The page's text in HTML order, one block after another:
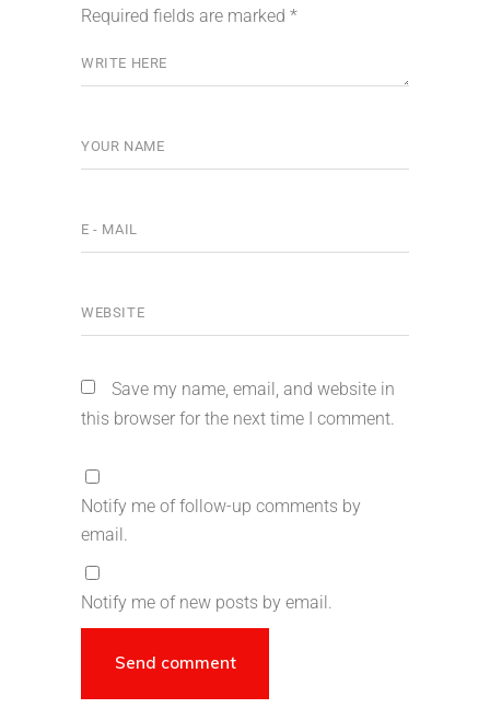
Required fields are marked *
Save my name, email, and website in
this browser for the next time I comment.
Notify me of follow-up comments by
email.
Notify me of new posts by email.